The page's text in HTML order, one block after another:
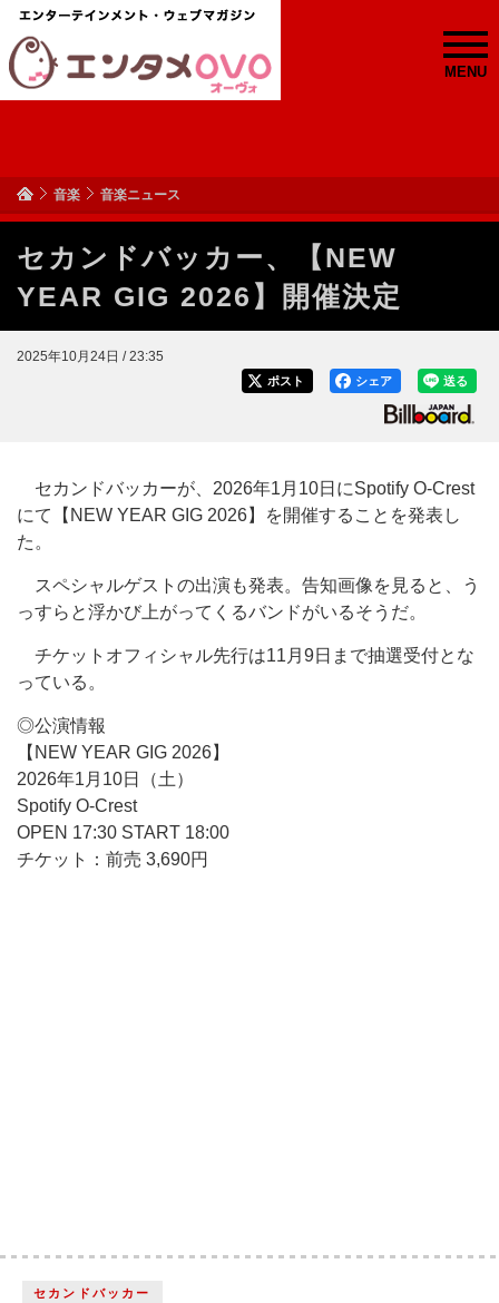
MENU
音楽 音楽ニュース
セカンドバッカー、【NEW
YEAR GIG 2026】開催決定
2025年10月24日 / 23:35
送る
シェア
ポスト
セカンドバッカーが、2026年1月10日にSpotify O-Crest
にて【NEW YEAR GIG 2026】を開催することを発表し
た。
スペシャルゲストの出演も発表。告知画像を見ると、う
っすらと浮かび上がってくるバンドがいるそうだ。
チケットオフィシャル先行は11月9日まで抽選受付とな
っている。
◎公演情報
【NEW YEAR GIG 2026】
2026年1月10日（土）
Spotify O-Crest
OPEN 17:30 START 18:00
チケット：前売 3,690円
セカンドバッカー